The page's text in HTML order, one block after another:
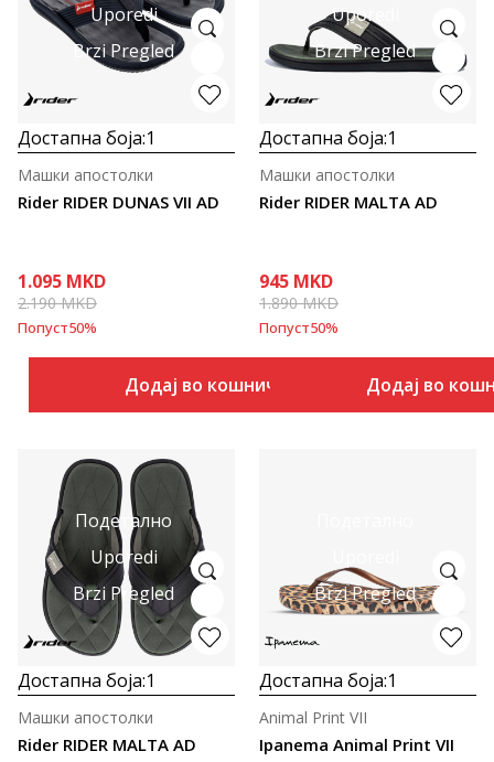
Uporedi
Brzi Pregled
Достапна боја:1
Rider RIDER DUNAS VII AD
Машки апостолки
1.095 MKD
2.190MKD
Попуст50%
Додај во кошничка
Uporedi
Brzi Pregled
Достапна боја:1
Rider RIDER MALTA AD
Машки апостолки
945 MKD
1.890MKD
Попуст50%
Додај во
Подетално
Uporedi
Brzi Pregled
Достапна боја:1
Rider RIDER MALTA AD
Машки апостолки
Brzi Pregled
Достапна боја:1
Ipanema Animal Print VII
Animal Print VII